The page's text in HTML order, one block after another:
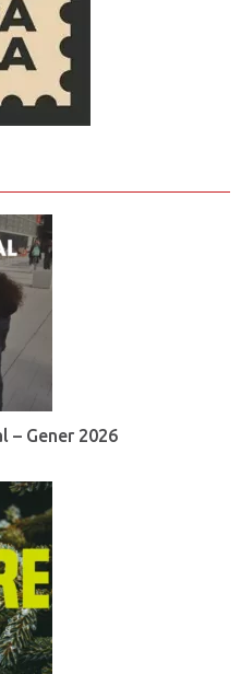
– Gener 2026